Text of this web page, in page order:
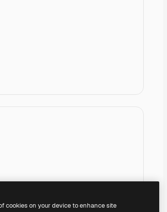
cookies on your device to enhance site